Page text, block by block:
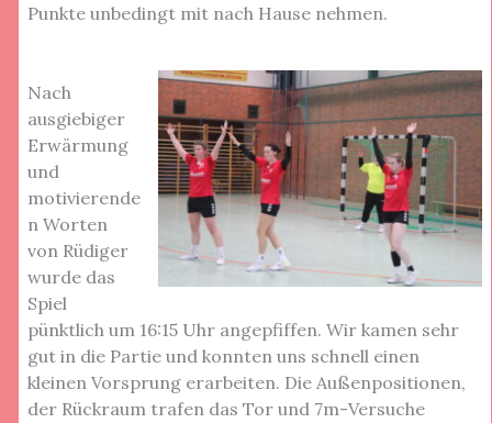
Punkte unbedingt mit nach Hause nehmen.
Nach
ausgiebiger
Erwärmung
und
motivierende
n Worten
von Rüdiger
wurde das
Spiel
pünktlich um 16:15 Uhr angepfiffen. Wir kamen sehr
gut in die Partie und konnten uns schnell einen
kleinen Vorsprung erarbeiten. Die Außenpositionen,
der Rückraum trafen das Tor und 7m-Versuche